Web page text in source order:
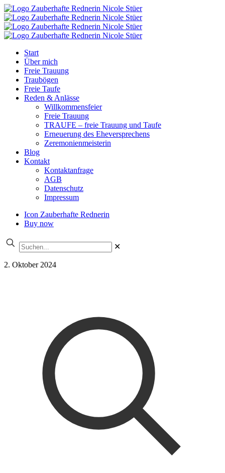
Start
Über mich
Freie Trauung
Traubögen
Freie Taufe
Reden & Anlässe
Willkommensfeier
Freie Trauung
TRAUFE – freie Trauung und Taufe
Erneuerung des Eheversprechens
Zeremonienmeisterin
Blog
Kontakt
Kontaktanfrage
AGB
Datenschutz
Impressum
Icon Zauberhafte Rednerin
Buy now
✕
2. Oktober 2024